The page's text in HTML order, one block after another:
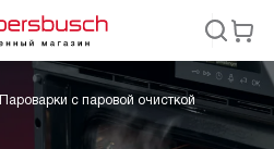
Пароварки с паровой очисткой